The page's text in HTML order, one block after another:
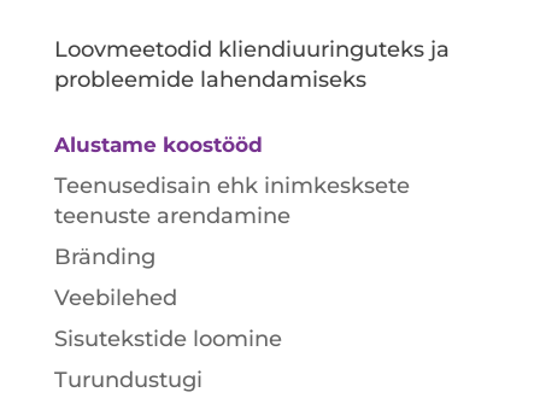
Loovmeetodid kliendiuuringuteks ja
probleemide lahendamiseks
Alustame koostööd
Teenusedisain ehk inimkesksete
teenuste arendamine
Bränding
Veebilehed
Sisutekstide loomine
Turundustugi